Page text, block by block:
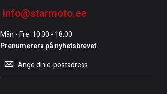
info@starmoto.ee
Mån - Fre: 10:00 - 18:00
Prenumerera på nyhetsbrevet
Prenumerera
på
vårt